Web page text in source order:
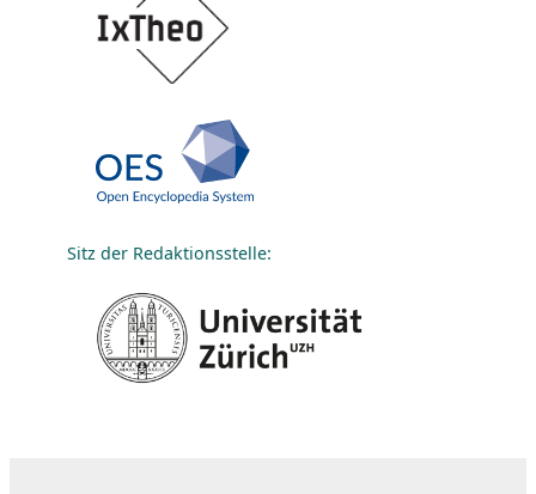
Sitz der Redaktionsstelle: